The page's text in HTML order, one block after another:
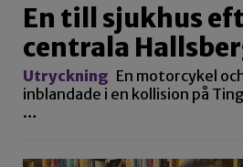
En till sjukhus
centrala
Utryckning En motorcykel
inblandade i en kollision på
…